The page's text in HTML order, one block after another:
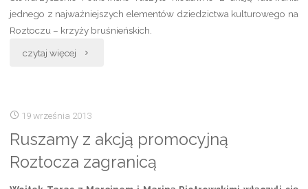
jednego z najważniejszych elementów dziedzictwa kulturowego na
Roztoczu – krzyży bruśnieńskich.
czytaj więcej „Ratowanie
–
historia”
19 września 2013
Ruszamy z akcją promocyjną
Roztocza zagranicą